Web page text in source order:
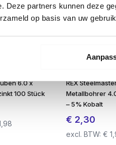
Deze partners kunnen deze
op basis van uw
im Freien
6.0 x
100 Stück
REX
Metallbohrer
– 5% Kobalt
€ 2,30
excl. BTW:€